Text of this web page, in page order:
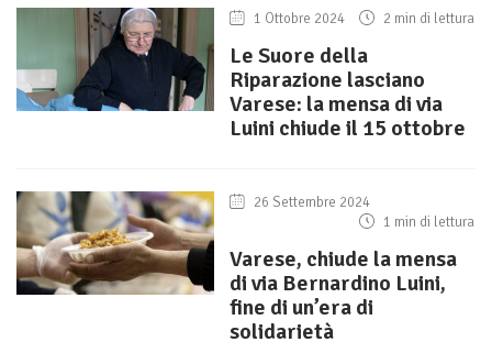
1 Ottobre 2024 2 min di lettura
Le Suore della
Riparazione lasciano
Varese: la mensa di via
Luini chiude il 15 ottobre
26 Settembre 2024
1 min di lettura
Varese, chiude la mensa
di via Bernardino Luini,
fine di un’era di
solidarietà